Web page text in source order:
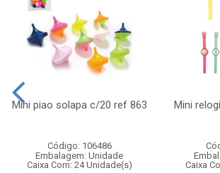
Mini piao solapa c/20 ref 863
Código: 106486
Embalagem: Unidade
Caixa Com: 24 Unidade(s)
Mini
Caixa